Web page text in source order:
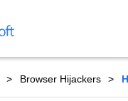
Browser Hijackers